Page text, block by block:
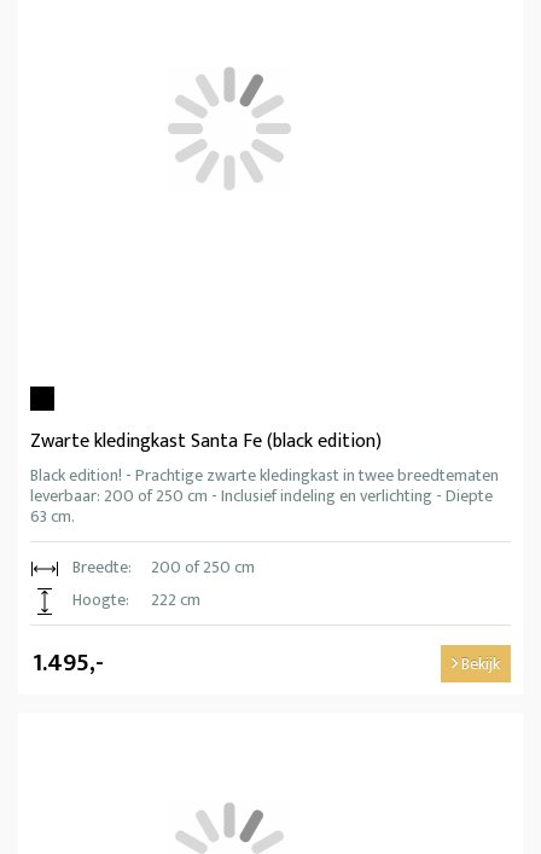
Zwarte kledingkast Santa Fe (black edition)
Black edition! - Prachtige zwarte kledingkast in twee breedtematen
leverbaar: 200 of 250 cm - Inclusief indeling en verlichting - Diepte
63 cm.
Breedte:
200 of 250 cm
Hoogte:
222 cm
1.495,- Bekijk